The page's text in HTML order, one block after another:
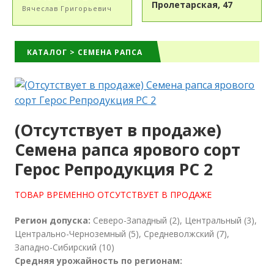
Вячеслав Григорьевич
Пролетарская, 47
КАТАЛОГ > СЕМЕНА РАПСА
(Отсутствует в продаже)
Семена рапса ярового сорт
Герос Репродукция РС 2
ТОВАР ВРЕМЕННО ОТСУТСТВУЕТ В ПРОДАЖЕ
Регион допуска: Северо-Западный (2), Центральный (3),
Центрально-Черноземный (5), Средневолжский (7),
Западно-Сибирский (10)
Средняя урожайность по регионам: